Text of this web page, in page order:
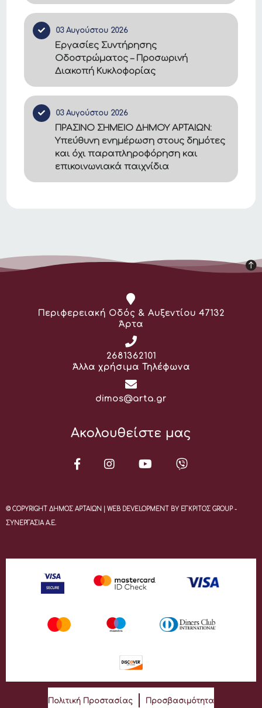
03 Αυγούστου 2026
Εργασίες Συντήρησης
Οδοστρώματος – Προσωρινή
Διακοπή Κυκλοφορίας
03 Αυγούστου 2026
ΠΡΑΣΙΝΟ ΣΗΜΕΙΟ ΔΗΜΟΥ ΑΡΤΑΙΩΝ:
Υπεύθυνη ενημέρωση στους δημότες
και όχι παραπληροφόρηση και
επικοινωνιακά παιχνίδια
Διεύθυνση:
Περιφερειακή Οδός & Αυξεντίου 47132
Άρτα
Τηλέφωνο:
2681362101
Άλλα χρήσιμα Τηλέφωνα
Email:
dimos@arta.gr
Ακολουθείστε μας
© COPYRIGHT ΔΗΜΟΣ ΑΡΤΑΙΩΝ | WEB DEVELOPMENT BY ΕΓΚΡΙΤΟΣ GROUP -
ΣΥΝΕΡΓΑΣΙΑ Α.Ε.
Πολιτική Προστασίας Προσβασιμότητα